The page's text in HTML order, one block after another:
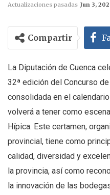
Actualizaciones pasadas Jun 3,
Compartir
La Diputación de Cuenca
32ª edición del Concurso
consolidada en el
volverá a tener como
Hípica. Este certamen,
provincial, tiene como
calidad, diversidad y
la provincia, así como
la innovación de las